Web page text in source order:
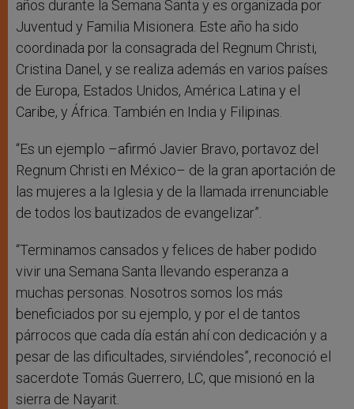
años durante la Semana Santa y es organizada por
Juventud y Familia Misionera. Este año ha sido
coordinada por la consagrada del Regnum Christi,
Cristina Danel, y se realiza además en varios países
de Europa, Estados Unidos, América Latina y el
Caribe, y África. También en India y Filipinas.
“Es un ejemplo –afirmó Javier Bravo, portavoz del
Regnum Christi en México– de la gran aportación de
las mujeres a la Iglesia y de la llamada irrenunciable
de todos los bautizados de evangelizar”.
“Terminamos cansados y felices de haber podido
vivir una Semana Santa llevando esperanza a
muchas personas. Nosotros somos los más
beneficiados por su ejemplo, y por el de tantos
párrocos que cada día están ahí con dedicación y a
pesar de las dificultades, sirviéndoles”, reconoció el
sacerdote Tomás Guerrero, LC, que misionó en la
sierra de Nayarit.